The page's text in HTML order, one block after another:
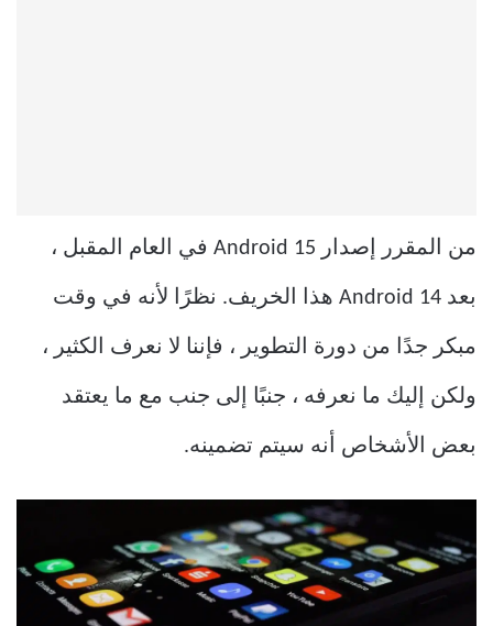
من المقرر إصدار Android 15 في العام المقبل ،
بعد Android 14 هذا الخريف. نظرًا لأنه في وقت
مبكر جدًا من دورة التطوير ، فإننا لا نعرف الكثير ،
ولكن إليك ما نعرفه ، جنبًا إلى جنب مع ما يعتقد
بعض الأشخاص أنه سيتم تضمينه.